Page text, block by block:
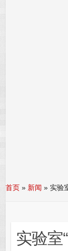
首页 » 新闻 » 实验
实验室